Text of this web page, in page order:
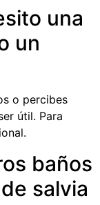
una
un
o percibes
útil. Para
baños
salvia